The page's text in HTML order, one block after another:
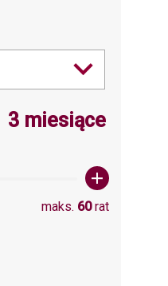
wartośc: 60
3 miesiące
maks. 60rat